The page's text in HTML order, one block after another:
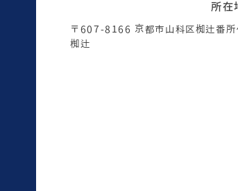
所在
〒607-8166 京都市山科区椥辻番
椥辻